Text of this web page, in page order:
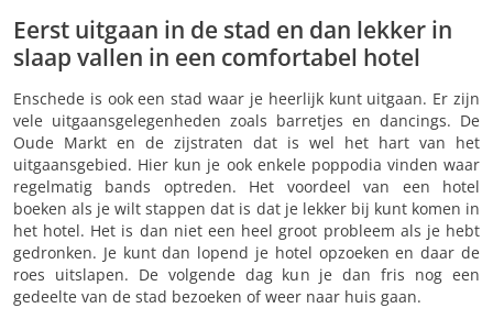
Eerst uitgaan in de stad en dan lekker in
slaap vallen in een comfortabel hotel
Enschede is ook een stad waar je heerlijk kunt uitgaan. Er zijn
vele uitgaansgelegenheden zoals barretjes en dancings. De
Oude Markt en de zijstraten dat is wel het hart van het
uitgaansgebied. Hier kun je ook enkele poppodia vinden waar
regelmatig bands optreden. Het voordeel van een hotel
boeken als je wilt stappen dat is dat je lekker bij kunt komen in
het hotel. Het is dan niet een heel groot probleem als je hebt
gedronken. Je kunt dan lopend je hotel opzoeken en daar de
roes uitslapen. De volgende dag kun je dan fris nog een
gedeelte van de stad bezoeken of weer naar huis gaan.